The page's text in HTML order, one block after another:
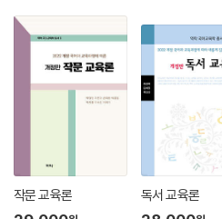
작문 교육론 독서 교육론